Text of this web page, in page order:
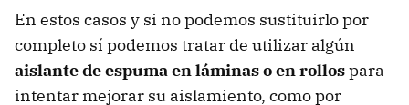
En estos casos y si no podemos sustituirlo por
completo sí podemos tratar de utilizar algún
aislante de espuma en láminas o en rollospara
intentar mejorar su aislamiento, como por